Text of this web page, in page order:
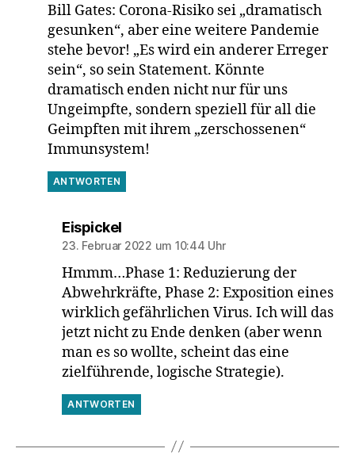
Bill Gates: Corona-Risiko sei „dramatisch
gesunken“, aber eine weitere Pandemie
stehe bevor! „Es wird ein anderer Erreger
sein“, so sein Statement. Könnte
dramatisch enden nicht nur für uns
Ungeimpfte, sondern speziell für all die
Geimpften mit ihrem „zerschossenen“
Immunsystem!
ANTWORTEN
Eispickelsagt:
23. Februar 2022 um 10:44 Uhr
Hmmm…Phase 1: Reduzierung der
Abwehrkräfte, Phase 2: Exposition eines
wirklich gefährlichen Virus. Ich will das
jetzt nicht zu Ende denken (aber wenn
man es so wollte, scheint das eine
zielführende, logische Strategie).
ANTWORTEN